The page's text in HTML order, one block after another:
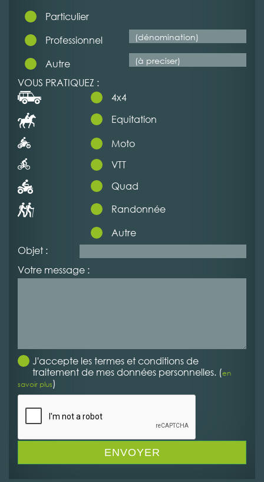
Particulier
Professionnel
Autre
VOUS PRATIQUEZ :
4x4
Equitation
Moto
VTT
Quad
Randonnée
Autre
Objet :
Votre message :
J'accepte les termes et conditions de
traitement de mes données personnelles. (en
savoir plus)